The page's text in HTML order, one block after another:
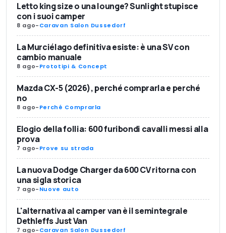
Letto king size o una lounge? Sunlight stupisce
con i suoi camper
8 ago-Caravan Salon Dussedorf
La Murciélago definitiva esiste: è una SV con
cambio manuale
8 ago-Prototipi & Concept
Mazda CX-5 (2026), perché comprarla e perché
no
8 ago-Perché Comprarla
Elogio della follia: 600 furibondi cavalli messi alla
prova
7 ago-Prove su strada
La nuova Dodge Charger da 600 CV ritorna con
una sigla storica
7 ago-Nuove auto
L'alternativa al camper van è il semintegrale
Dethleffs Just Van
7 ago-Caravan Salon Dussedorf